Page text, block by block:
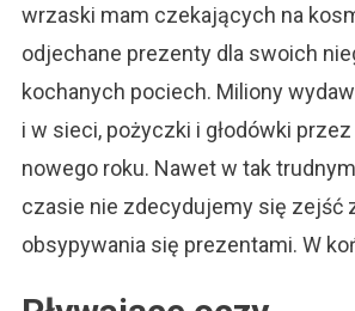
wrzaski mam czekających na
odjechane prezenty dla swoich
kochanych pociech. Miliony
i w sieci, pożyczki i głodówki
nowego roku. Nawet w tak
czasie nie zdecydujemy się zejść
obsypywania się prezentami. W